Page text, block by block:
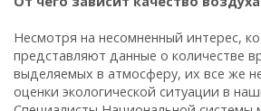
Несмотря на несомненный интерес,
представляют данные о количестве
выделяемых в атмосферу, их все же
оценки экологической ситуации в